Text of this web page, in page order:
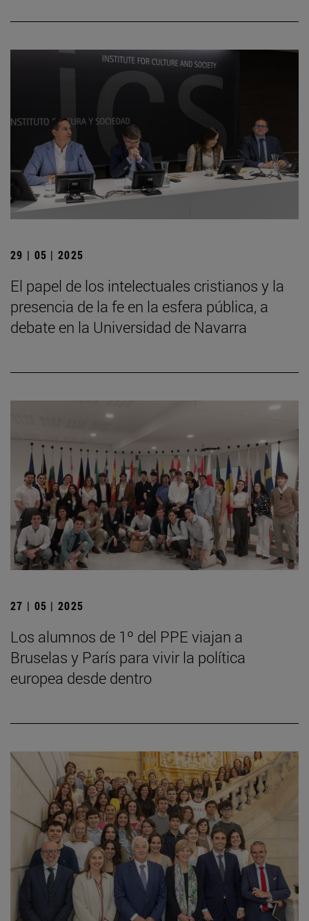
29 | 05 | 2025
El papel de los intelectuales cristianos y la
presencia de la fe en la esfera pública, a
debate en la Universidad de Navarra
27 | 05 | 2025
Los alumnos de 1º del PPE viajan a
Bruselas y París para vivir la política
europea desde dentro